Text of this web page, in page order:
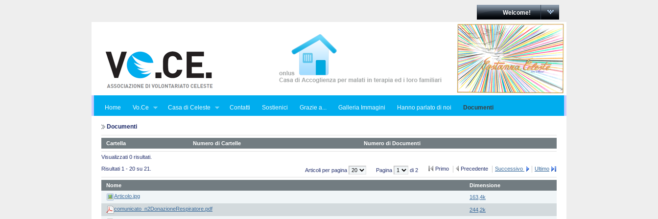
Welcome!
Home Vo.Ce Casa di Celeste Contatti Sostienici Grazie a... Galleria Immagini Hanno parlato di noi Documenti
Documenti
Cartella Numero di Cartelle Numero di Documenti
Visualizzati 0 risultati.
Risultati 1 - 20 su 21.
Articoli per pagina Pagina di 2 Primo Precedente Successivo Ultimo
Nome
Dimensione
Articolo.jpg
163,4k
comunicato_n2DonazioneRespiratore.pdf
244,2k